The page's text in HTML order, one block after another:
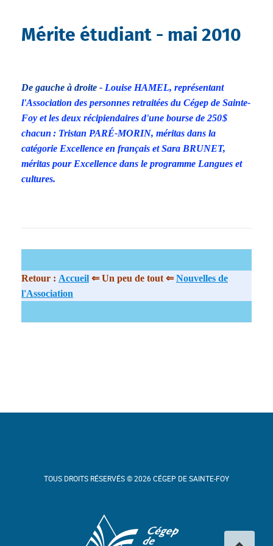
Mérite étudiant - mai 2010
De gauche à droite - Louise HAMEL, représentant
l'Association des personnes retraitées du Cégep de Sainte-
Foy et les deux récipiendaires d'une bourse de 250 $
chacun : Tristan PARÉ-MORIN, méritas dans la
catégorie Excellence en français etSara BRUNET,
méritas pour Excellence dans le programme Langues et
cultures.
Retour : Accueil ⇐ Un peu de tout ⇐Nouvelles de
l'Association
TOUS DROITS RÉSERVÉS © 2026 CÉGEP DE SAINTE-FOY